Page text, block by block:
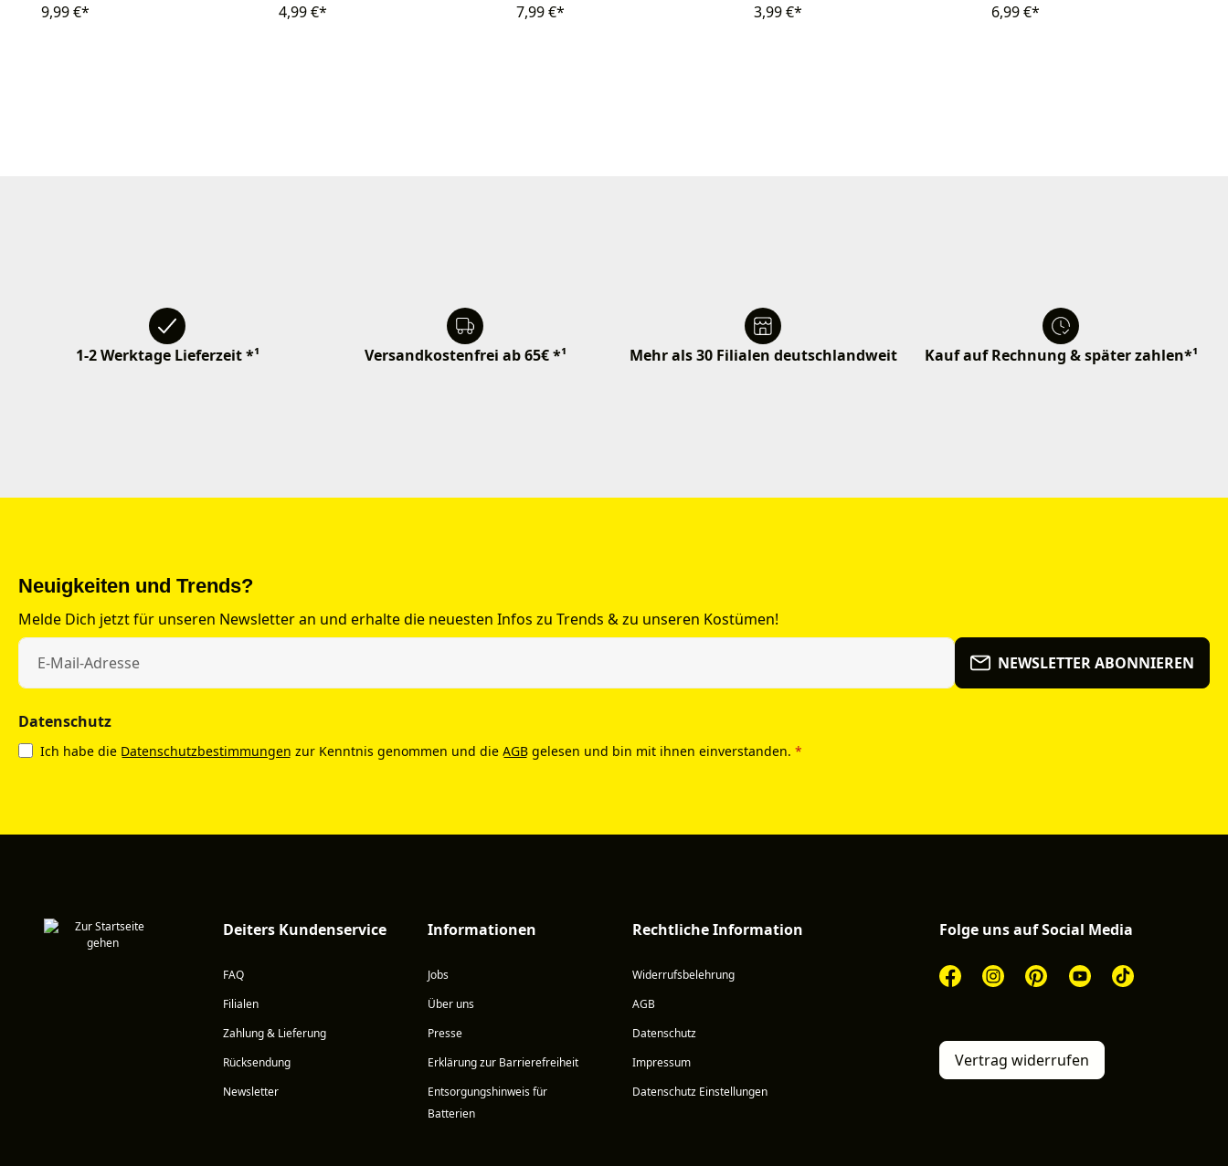
9,99 €*
4,99 €*
7,99 €*
3,99 €*
6,99 €*
1-2 Werktage Lieferzeit *¹ Versandkostenfrei ab 65€ *¹ Mehr als 30 Filialen deutschlandweit Kauf auf Rechnung & später zahlen*¹
Neuigkeiten und Trends?
Melde Dich jetzt für unseren Newsletter an und erhalte die neuesten Infos zu Trends & zu unseren Kostümen!
NEWSLETTER ABONNIEREN
Datenschutz
Ich habe die Datenschutzbestimmungen zur Kenntnis genommen und die AGB gelesen und bin mit ihnen einverstanden. *
Deiters Kundenservice
FAQ
Filialen
Zahlung & Lieferung
Rücksendung
Newsletter
Informationen
Jobs
Über uns
Presse
Erklärung zur Barrierefreiheit
Entsorgungshinweis für
Batterien
Rechtliche Information
Widerrufsbelehrung
AGB
Datenschutz
Impressum
Datenschutz Einstellungen
Folge uns auf Social Media
Vertrag widerrufen